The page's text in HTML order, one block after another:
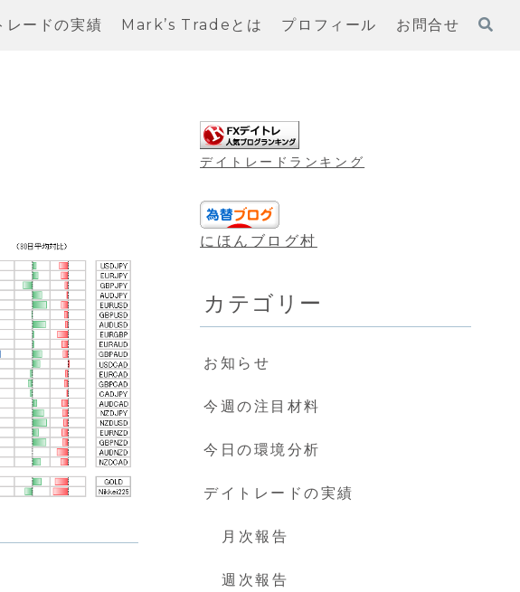
レードの実績 Mark’s Tradeとは プロフィール お問合せ
デイトレードランキング
にほんブログ村
カテゴリー
お知らせ
今週の注目材料
今日の環境分析
デイトレードの実績
月次報告
週次報告